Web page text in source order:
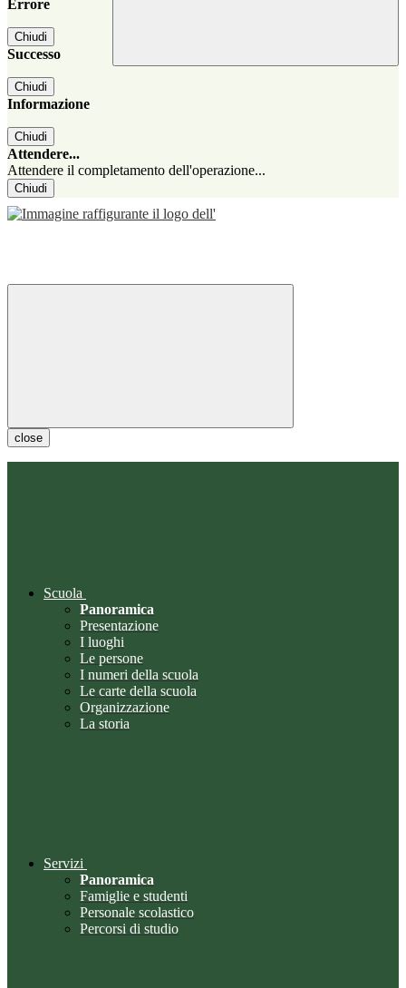
Errore
Chiudi
Successo
Chiudi
Informazione
Chiudi
Attendere...
Attendere il completamento dell'operazione...
Chiudi
close
Scuola
Panoramica
Presentazione
I luoghi
Le persone
I numeri della scuola
Le carte della scuola
Organizzazione
La storia
Servizi
Panoramica
Famiglie e studenti
Personale scolastico
Percorsi di studio